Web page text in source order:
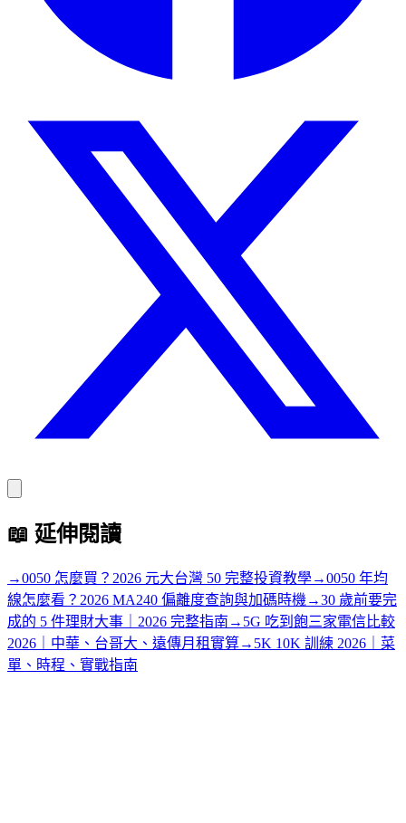
📖 延伸閱讀
→0050 怎麼買？2026 元大台灣 50 完整投資教學→0050 年均
線怎麼看？2026 MA240 偏離度查詢與加碼時機 →30 歲前要完
成的 5 件理財大事｜2026 完整指南 → 5G 吃到飽三家電信比較
2026｜中華、台哥大、遠傳月租實算→ 5K 10K 訓練 2026｜菜
單、時程、實戰指南